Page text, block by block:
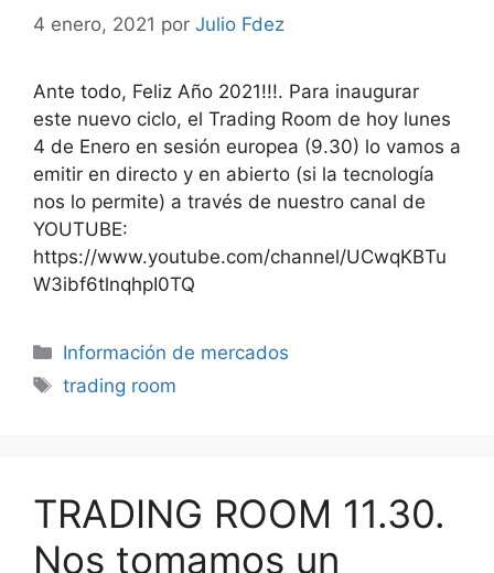
4 enero, 2021 por Julio Fdez
Ante todo, Feliz Año 2021!!!. Para inaugurar
este nuevo ciclo, el Trading Room de hoy lunes
4 de Enero en sesión europea (9.30) lo vamos a
emitir en directo y en abierto (si la tecnología
nos lo permite) a través de nuestro canal de
YOUTUBE:
https://www.youtube.com/channel/UCwqKBTu
W3ibf6tlnqhpI0TQ
Categorías
Información de mercados
Etiquetas
trading room
TRADING ROOM 11.30.
Nos tomamos un